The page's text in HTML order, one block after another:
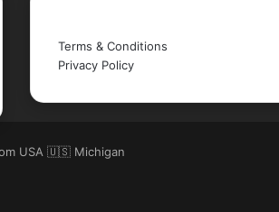
Terms & Conditions
Privacy Policy
USA 🇺🇸 Michigan